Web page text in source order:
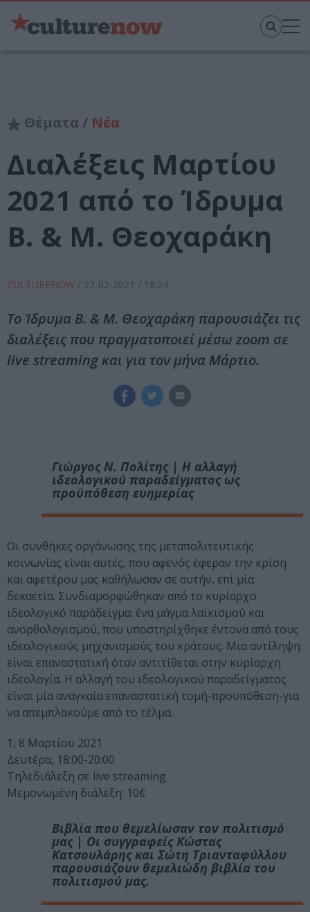
Θέματα / Νέα
Διαλέξεις Μαρτίου
2021 από το Ίδρυμα
Β. & Μ. Θεοχαράκη
CULTURENOW / 22-02-2021 / 18:24
Το Ίδρυμα Β. & Μ. Θεοχαράκη παρουσιάζει τις
διαλέξεις που πραγματοποιεί μέσω zoom σε
live streaming και για τον μήνα Μάρτιο.
Γιώργος Ν. Πολίτης | Η αλλαγή
ιδεολογικού παραδείγματος ως
προϋπόθεση ευημερίας
Οι συνθήκες οργάνωσης της μεταπολιτευτικής
κοινωνίας είναι αυτές, που αφενός έφεραν την κρίση
και αφετέρου μας καθήλωσαν σε αυτήν, επί μία
δεκαετία. Συνδιαμορφώθηκαν από το κυρίαρχο
ιδεολογικό παράδειγμα: ένα μάγμα λαϊκισμού και
ανορθολογισμού, που υποστηρίχθηκε έντονα από τους
ιδεολογικούς μηχανισμούς του κράτους. Μια αντίληψη
είναι επαναστατική όταν αντιτίθεται στην κυρίαρχη
ιδεολογία. Η αλλαγή του ιδεολογικού παραδείγματος
είναι μία αναγκαία επαναστατική τομή-προϋπόθεση-για
να απεμπλακούμε από το τέλμα.
1, 8 Μαρτίου 2021
Δευτέρα, 18:00-20:00
Τηλεδιάλεξη σε live streaming
Μεμονωμένη διάλεξη: 10€
Βιβλία που θεμελίωσαν τον πολιτισμό
μας | Οι συγγραφείς Κώστας
Κατσουλάρης και Σώτη Τριανταφύλλου
παρουσιάζουν θεμελιώδη βιβλία του
πολιτισμού μας.